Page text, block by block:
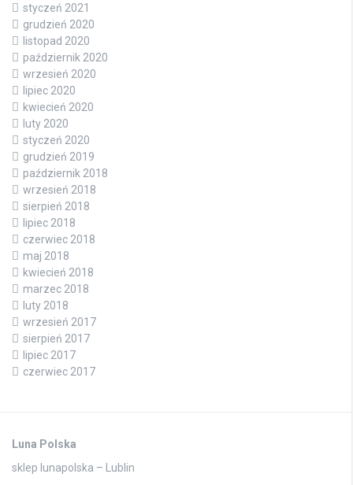
styczeń 2021
grudzień 2020
listopad 2020
październik 2020
wrzesień 2020
lipiec 2020
kwiecień 2020
luty 2020
styczeń 2020
grudzień 2019
październik 2018
wrzesień 2018
sierpień 2018
lipiec 2018
czerwiec 2018
maj 2018
kwiecień 2018
marzec 2018
luty 2018
wrzesień 2017
sierpień 2017
lipiec 2017
czerwiec 2017
Luna Polska
sklep lunapolska – Lublin